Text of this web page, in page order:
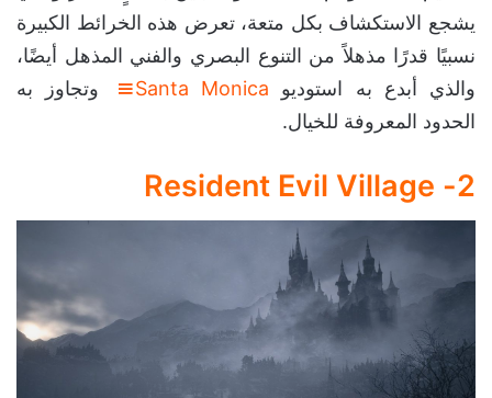
يشجع الاستكشاف بكل متعة، تعرض هذه الخرائط الكبيرة
نسبيًا قدرًا مذهلاً من التنوع البصري والفني المذهل أيضًا،
والذي أبدع به استوديو Santa Monica
وتجاوز به
الحدود المعروفة للخيال.
2-
Resident Evil Village